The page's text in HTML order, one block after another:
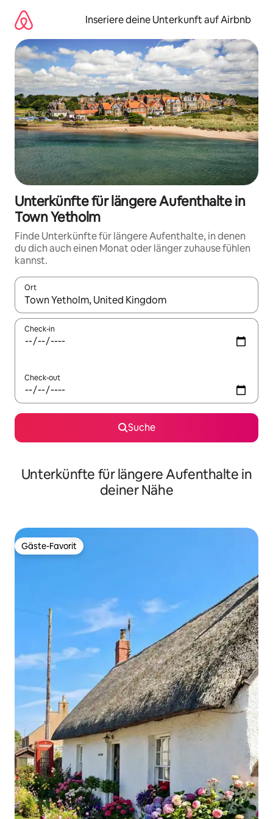
Inhalten
springen
Inseriere deine Unterkunft auf Airbnb
Unterkünfte für längere Aufenthalte in
Town Yetholm
Finde Unterkünfte für längere Aufenthalte, in denen
du dich auch einen Monat oder länger zuhause fühlen
kannst.
Ort
Wenn Ergebnisse verfügbar sind, navigiere mit den
Check-in
Check-out
Suche
Unterkünfte für längere Aufenthalte in
deiner Nähe
Gäste-Favorit
Gäste-Favorit